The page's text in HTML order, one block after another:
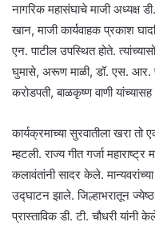
नागरिक महासंघाचे माजी अध्यक्ष
खान, माजी कार्यवाहक प्रकाश
एन. पाटील उपस्थित होते.
घुमासे, अरूण माळी, डॉ. एस. आर.
करोडपती, बाळकृष्ण वाणी
कार्यक्रमाच्या सुरवातीला खरा तो
म्हटली. राज्य गीत गर्जा
कलावंतांनी सादर केले.
उद्घाटन झाले. जिल्हाभरातून ज्येष्ठ
प्रास्ताविक डी. टी. चौधरी